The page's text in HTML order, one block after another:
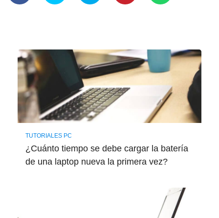
TUTORIALES PC
¿Cuánto tiempo se debe cargar la batería
de una laptop nueva la primera vez?